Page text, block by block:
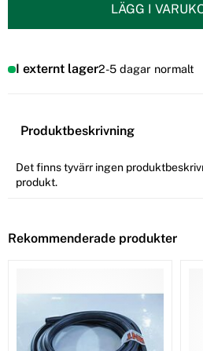
LÄGG I
I externt lager2-5 dagar normalt
Produktbeskrivning
Det finns tyvärr ingen
produkt.
Rekommenderade produkter